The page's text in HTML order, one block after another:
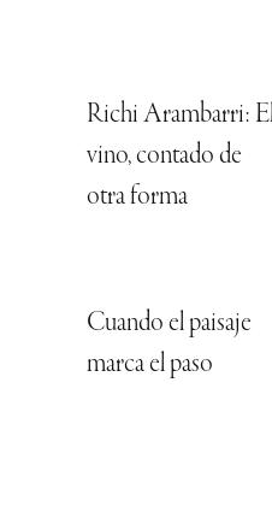
Richi Arambarri:
vino, contado de
otra forma
Cuando el paisaje
marca el paso